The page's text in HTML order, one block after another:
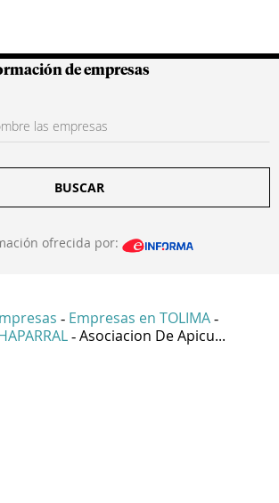
Colombianas
de empresas
BUSCAR
ofrecida por:
- Empresas en TOLIMA -
- Asociacion De Apicu...